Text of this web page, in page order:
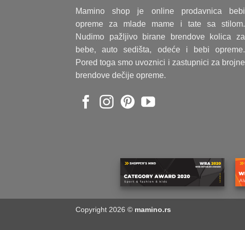
Mamino shop je online prodavnica bebi
opreme za mlade mame i tate sa stilom.
Nudimo pažljivo birane brendove kolica za
bebe, auto sedišta, odeće i bebi opreme.
Pored toga smo uvoznici i zastupnici za brojne
brendove dečije opreme.
Copyright 2026 © mamino.rs